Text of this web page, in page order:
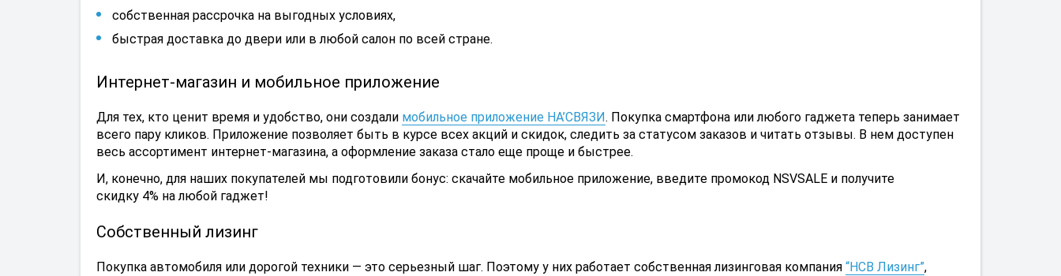
собственная рассрочка на выгодных условиях,
быстрая доставка до двери или в любой салон по всей стране.
Интернет-магазин и мобильное приложение
Для тех, кто ценит время и удобство, они создали мобильное приложение НА’СВЯЗИ. Покупка смартфона или любого гаджета теперь занимает
всего пару кликов. Приложение позволяет быть в курсе всех акций и скидок, следить за статусом заказов и читать отзывы. В нем доступен
весь ассортимент интернет-магазина, а оформление заказа стало еще проще и быстрее.
И, конечно, для наших покупателей мы подготовили бонус: скачайте мобильное приложение, введите промокод NSVSALE и получите
скидку 4% на любой гаджет!
Собственный лизинг
Покупка автомобиля или дорогой техники — это серьезный шаг. Поэтому у них работает собственная лизинговая компания “НСВ Лизинг”,